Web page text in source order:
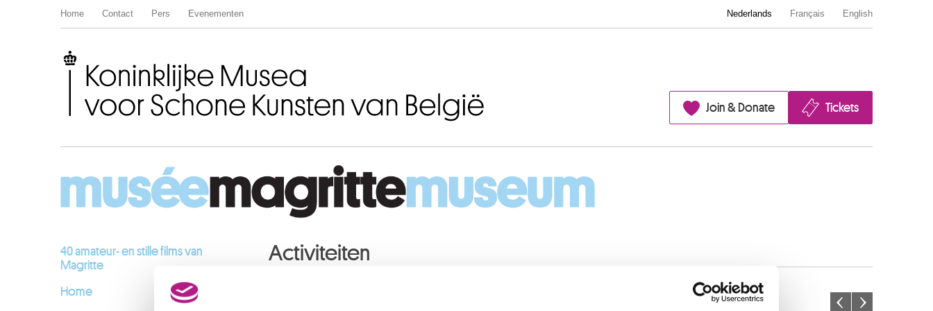
Home Contact Pers Evenementen Nederlands Français English
Join & Donate Tickets
40 amateur- en stille films van
Magritte
Home
Activiteiten